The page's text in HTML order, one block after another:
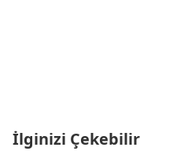
İlginizi Çekebilir